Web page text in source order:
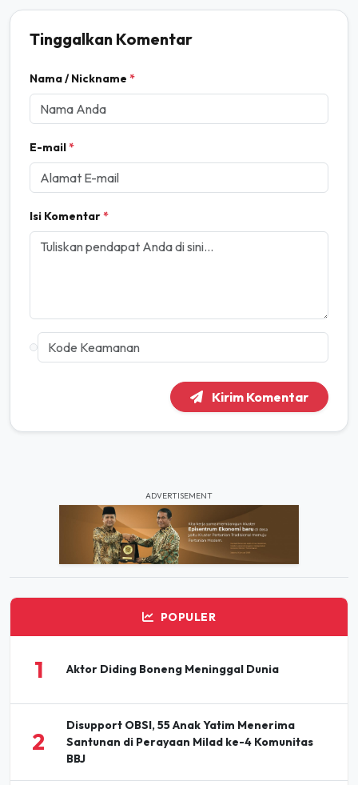
Tinggalkan Komentar
Nama / Nickname *
E-mail*
Isi Komentar*
Kirim Komentar
ADVERTISEMENT
POPULER
1 Aktor Diding Boneng Meninggal Dunia
2
Disupport OBSI, 55 Anak Yatim Menerima
Santunan di Perayaan Milad ke-4 Komunitas
BBJ